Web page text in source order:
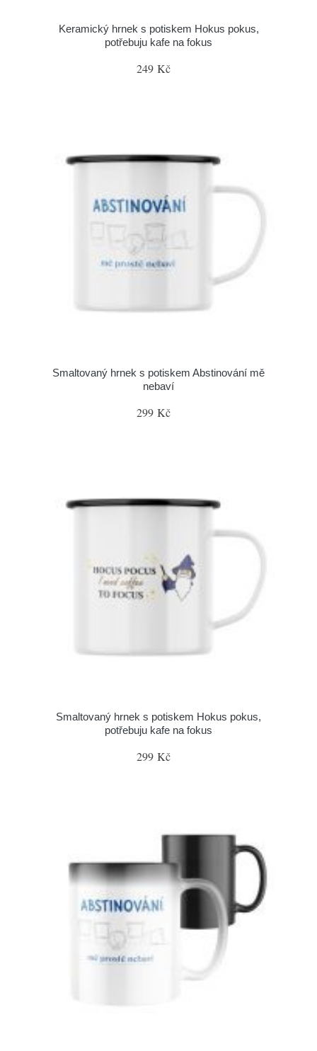
Keramický hrnek s potiskem Hokus pokus,
potřebuju kafe na fokus
249 Kč
Smaltovaný hrnek s potiskem Abstinování mě
nebaví
299 Kč
Smaltovaný hrnek s potiskem Hokus pokus,
potřebuju kafe na fokus
299 Kč